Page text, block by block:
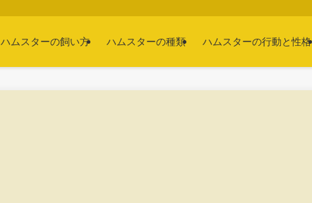
ハムスターの飼い方 ハムスターの種類 ハムスターの行動と性格